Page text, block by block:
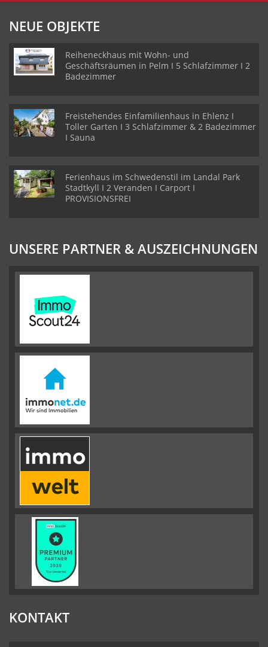
NEUE OBJEKTE
Reiheneckhaus mit Wohn- und
Geschäftsräumen in Pelm I 5 Schlafzimmer I 2
Badezimmer
Freistehendes Einfamilienhaus in Ehlenz I
Toller Garten I 3 Schlafzimmer & 2 Badezimmer
I Sauna
Ferienhaus im Schwedenstil im Landal Park
Stadtkyll I 2 Veranden I Carport I
PROVISIONSFREI
UNSERE PARTNER & AUSZEICHNUNGEN
KONTAKT